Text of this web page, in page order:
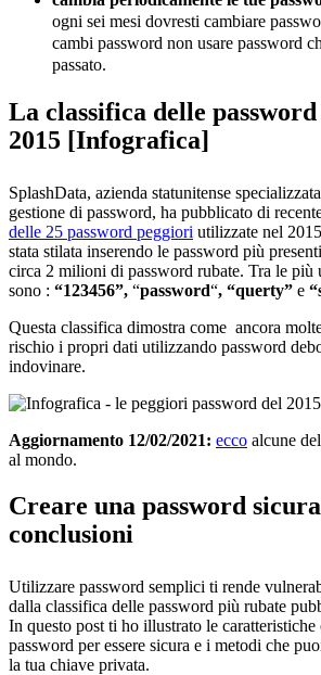
ogni sei mesi dovresti cambiare
cambi password non usare password
passato.
La classifica delle
2015 [Infografica]
SplashData, azienda statunitense
gestione di password, ha pubblicato di
delle 25 password peggiori utilizzate nel
stata stilata inserendo le password più
circa 2 milioni di password rubate. Tra le più
sono : “123456”, “password“, “querty” e
Questa classifica dimostra come ancora
rischio i propri dati utilizzando password
indovinare.
Aggiornamento 12/02/2021: ecco alcune
al mondo.
Creare una password
conclusioni
Utilizzare password semplici ti rende
dalla classifica delle password più rubate
In questo post ti ho illustrato le caratteristiche
password per essere sicura e i metodi che
la tua chiave privata.